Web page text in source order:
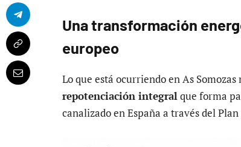
Una transformación
europeo
Lo que está ocurriendo en As
repotenciación integralque forma
canalizado en España a través del